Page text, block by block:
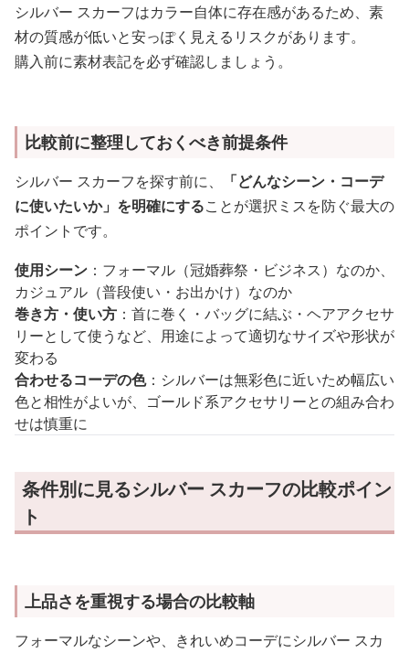
シルバー スカーフはカラー自体に存在感があるため、素
材の質感が低いと安っぽく見えるリスクがあります。
購入前に素材表記を必ず確認しましょう。
比較前に整理しておくべき前提条件
シルバー スカーフを探す前に、
「どんなシーン・コーデ
に使いたいか」を明確にすることが選択ミスを防ぐ最大の
ポイントです。
使用シーン ：フォーマル（冠婚葬祭・ビジネス）なのか、
カジュアル（普段使い・お出かけ）なのか
巻き方・使い方 ：首に巻く・バッグに結ぶ・ヘアアクセサ
リーとして使うなど、用途によって適切なサイズや形状が
変わる
合わせるコーデの色：シルバーは無彩色に近いため幅広い
色と相性がよいが、ゴールド系アクセサリーとの組み合わ
せは慎重に
条件別に見るシルバー スカーフの比較ポイン
ト
上品さを重視する場合の比較軸
フォーマルなシーンや、きれいめコーデにシルバー スカ